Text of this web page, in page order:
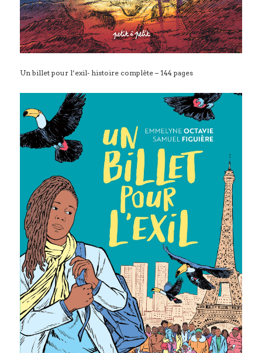
Un billet pour l’exil- histoire complète – 144 pages